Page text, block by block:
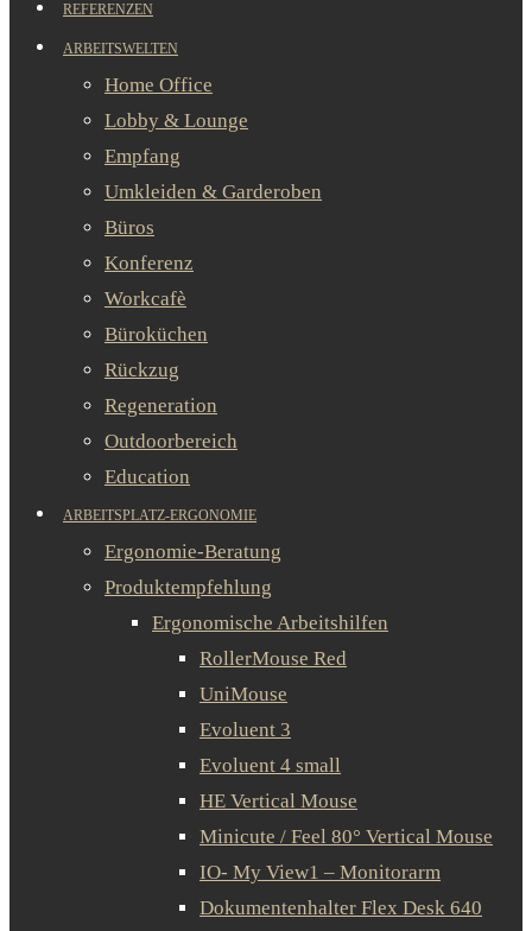
REFERENZEN
ARBEITSWELTEN
Home Office
Lobby & Lounge
Empfang
Umkleiden & Garderoben
Büros
Konferenz
Workcafè
Büroküchen
Rückzug
Regeneration
Outdoorbereich
Education
ARBEITSPLATZ-ERGONOMIE
Ergonomie-Beratung
Produktempfehlung
Ergonomische Arbeitshilfen
RollerMouse Red
UniMouse
Evoluent 3
Evoluent 4 small
HE Vertical Mouse
Minicute / Feel 80° Vertical Mouse
IO- My View1 – Monitorarm
Dokumentenhalter Flex Desk 640